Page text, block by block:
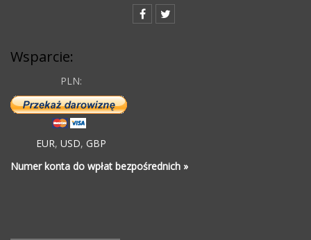
Wsparcie:
PLN:
EUR, USD, GBP
Numer konta do wpłat bezpośrednich »